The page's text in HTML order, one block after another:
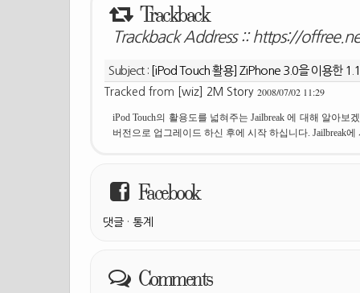
Trackback
Trackback Address :: https://
Subject : [iPod Touch 활용] ZiPhone 3.0을 이용한
Tracked from [wiz] 2M Story 2008/07/02 11:29
iPod Touch의 활용도를 넓혀주는 Jailbreak 에 대해 알아보
버전으로 업그레이드 하신 후에 시작 하십니다. Jailbreak에
Facebook
댓글 · 통계
Comments